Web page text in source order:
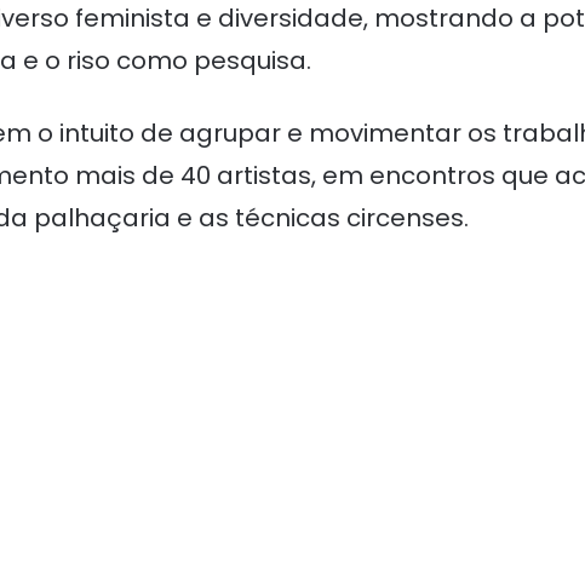
feminista e diversidade, mostrando a
e o riso como pesquisa.
o intuito de agrupar e movimentar os
mais de 40 artistas, em encontros que
palhaçaria e as técnicas circenses.